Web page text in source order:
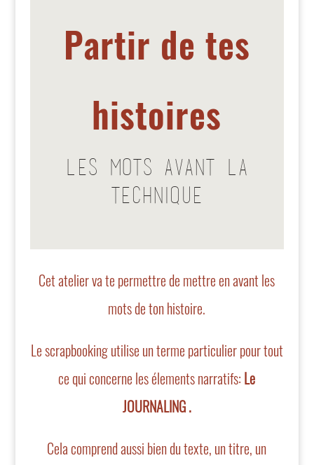
Partir de tes
histoires
Les mots avant la
technique
Cet atelier va te permettre de mettre en avant les
mots de ton histoire.
Le scrapbooking utilise un terme particulier pour tout
ce qui concerne les élements narratifs: Le
JOURNALING .
Cela comprend aussi bien du texte, un titre, un